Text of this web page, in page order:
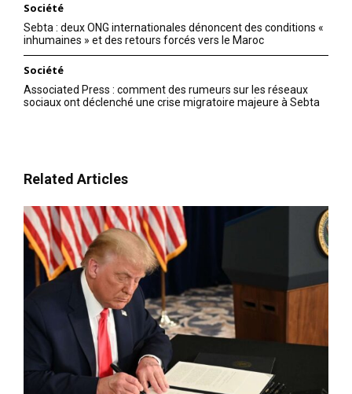
Société
Sebta : deux ONG internationales dénoncent des conditions «
inhumaines » et des retours forcés vers le Maroc
Société
Associated Press : comment des rumeurs sur les réseaux
sociaux ont déclenché une crise migratoire majeure à Sebta
Related Articles